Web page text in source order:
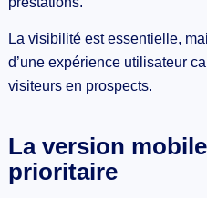
La visibilité est essentielle,
d’une expérience utilisateur
visiteurs en prospects.
La version
prioritaire